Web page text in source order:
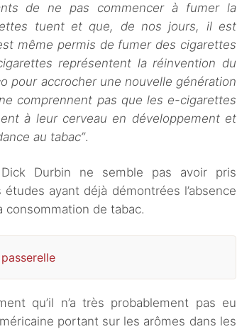
de ne pas commencer à fumer la
tuent et que, de nos jours, il est
même permis de fumer des cigarettes
représentent la réinvention du
pour accrocher une nouvelle génération
comprennent pas que les e-cigarettes
à leur cerveau en développement et
au tabac”.
Durbin ne semble pas avoir pris
ayant déjà démontrées l’absence
consommation de tabac.
qu’il n’a très probablement pas eu
portant sur les arômes dans les